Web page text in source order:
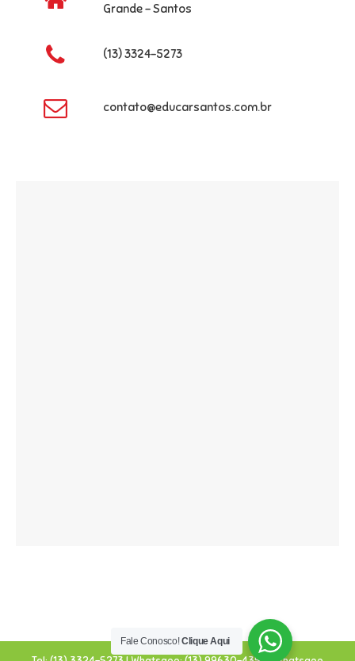
Grande – Santos
(13) 3324-5273
contato@educarsantos.com.br
Fale Conosco!Clique Aqui